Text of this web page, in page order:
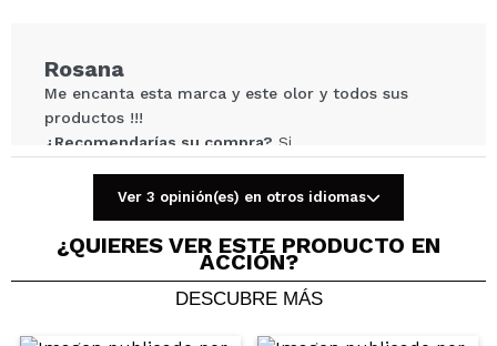
Rosana
Me encanta esta marca y este olor y todos sus
productos !!!
¿Recomendarías su compra? Si
|
verificada
|
años
Útil
Responder
Rocio
Buen olor y absorbe rápido
Ver 3 opinión(es) en otros idiomas
¿QUIERES VER ESTE PRODUCTO EN
ACCIÓN?
DESCUBRE MÁS